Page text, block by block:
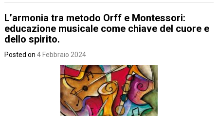
L’armonia tra metodo Orff e Montessori:
educazione musicale come chiave del cuore e
dello spirito.
Posted on4 Febbraio 2024